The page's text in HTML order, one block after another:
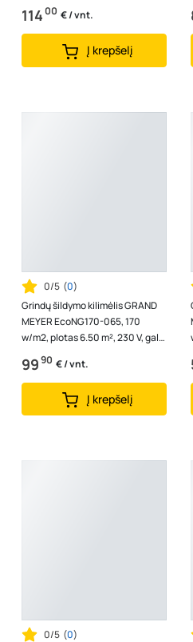
galia 1360 W
11400 € / vnt.
Į krepšelį
0/5 (0)
Grindų šildymo kilimėlis GRAND
MEYER EcoNG170-065, 170
w/m2, plotas 6.50 m², 230 V, galia
1105 W
9990 € / vnt.
Į krepšelį
0/5 (0)